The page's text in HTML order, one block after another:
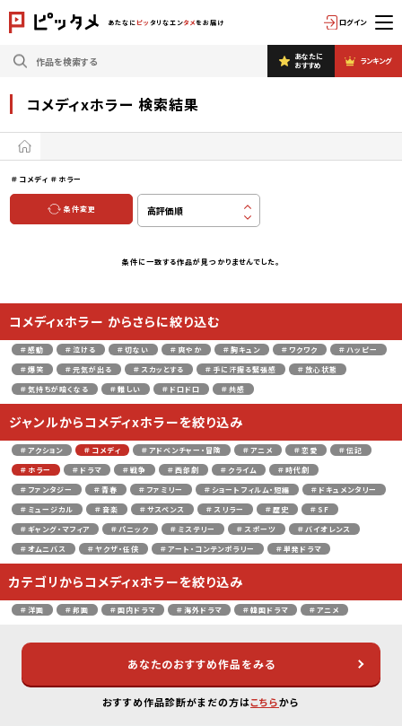
あたなに ピッ タリなエンタメをお届け ログイン
あなたに
おすすめ
ランキング
コメディxホラー 検索結果
＃コメディ ＃ホラー
条件変更
条件に一致する作品が見つかりませんでした。
コメディxホラー からさらに絞り込む
＃感動 ＃泣ける ＃切ない ＃爽やか ＃胸キュン ＃ワクワク
＃ハッピー
＃爆笑
＃元気が出る ＃スカッとする ＃手に汗握る緊張感
＃放心状態
＃気持ちが暗くなる
＃難しい ＃ドロドロ ＃共感
ジャンルからコメディxホラーを絞り込み
＃アクション ＃コメディ ＃アドベンチャー・冒険 ＃アニメ ＃恋愛
＃伝記
＃ホラー
＃ドラマ ＃戦争 ＃西部劇 ＃クライム
＃時代劇
＃ファンタジー
＃青春 ＃ファミリー ＃ショートフィルム・短編
＃ドキュメンタリー
＃ミュージカル
＃音楽 ＃サスペンス ＃スリラー ＃歴史
＃SF
＃ギャング・マフィア
＃パニック ＃ミステリー ＃スポーツ
＃バイオレンス
＃オムニバス
＃ヤクザ・任侠 ＃アート・コンテンポラリー ＃単発ドラマ
カテゴリからコメディxホラーを絞り込み
＃洋画 ＃邦画 ＃国内ドラマ ＃海外ドラマ ＃韓国ドラマ ＃アニメ
あなたのおすすめ作品をみる
おすすめ作品診断がまだの方はこちらから